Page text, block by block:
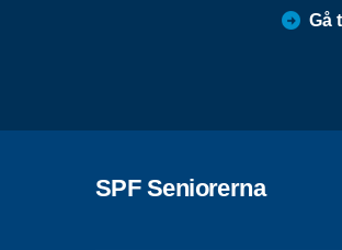
Gå
SPF Seniorerna